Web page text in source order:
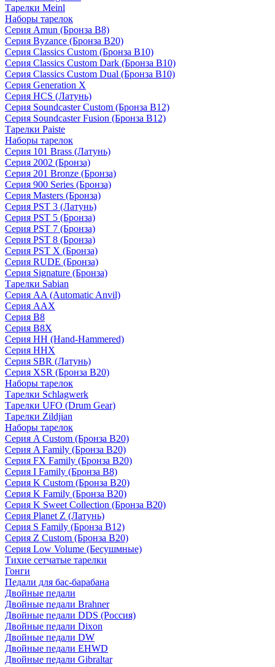
Тарелки Meinl
Наборы тарелок
Серия Amun (Бронза B8)
Серия Byzance (Бронза B20)
Серия Classics Custom (Бронза B10)
Серия Classics Custom Dark (Бронза B10)
Серия Classics Custom Dual (Бронза B10)
Серия Generation X
Серия HCS (Латунь)
Серия Soundcaster Custom (Бронза B12)
Серия Soundcaster Fusion (Бронза B12)
Тарелки Paiste
Наборы тарелок
Серия 101 Brass (Латунь)
Серия 2002 (Бронза)
Серия 201 Bronze (Бронза)
Серия 900 Series (Бронза)
Серия Masters (Бронза)
Серия PST 3 (Латунь)
Серия PST 5 (Бронза)
Серия PST 7 (Бронза)
Серия PST 8 (Бронза)
Серия PST X (Бронза)
Серия RUDE (Бронза)
Серия Signature (Бронза)
Тарелки Sabian
Серия AA (Automatic Anvil)
Серия AAX
Серия B8
Серия B8X
Серия HH (Hand-Hammered)
Серия HHX
Серия SBR (Латунь)
Серия XSR (Бронза B20)
Наборы тарелок
Тарелки Schlagwerk
Тарелки UFO (Drum Gear)
Тарелки Zildjian
Наборы тарелок
Серия A Custom (Бронза B20)
Серия A Family (Бронза B20)
Серия FX Family (Бронза B20)
Серия I Family (Бронза B8)
Серия K Custom (Бронза B20)
Серия K Family (Бронза B20)
Серия K Sweet Collection (Бронза B20)
Серия Planet Z (Латунь)
Серия S Family (Бронза B12)
Серия Z Custom (Бронза B20)
Серия Low Volume (Бесушмные)
Тихие сетчатые тарелки
Гонги
Педали для бас-барабана
Двойные педали
Двойные педали Brahner
Двойные педали DDS (Россия)
Двойные педали Dixon
Двойные педали DW
Двойные педали EHWD
Двойные педали Gibraltar